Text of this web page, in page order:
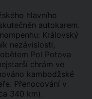
hlavního
autokarem.
Královský
nezávislosti,
Pol Potova
chrám ve
kambodžské
Přenocování v
340 km).